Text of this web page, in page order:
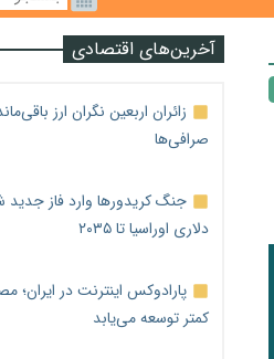
آخرین‌های اقتصادی
زائران اربعین نگران ارز
صرافی‌ها
دلاری اوراسیا تا ۲۰۳۵
پارادوکس اینترنت در ایران؛
کمتر توسعه می‌یابد